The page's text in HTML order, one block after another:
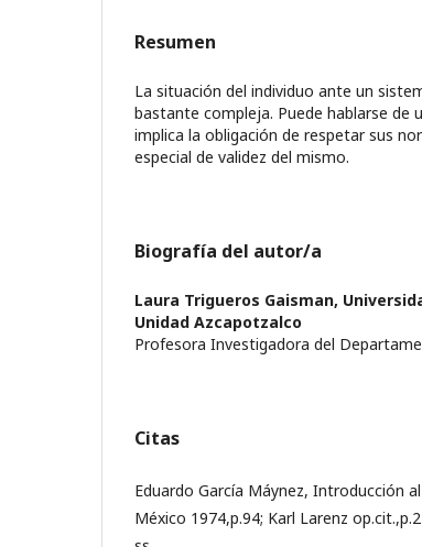
Resumen
La situación del individuo ante un
bastante compleja. Puede hablarse de
implica la obligación de respetar sus
especial de validez del mismo.
Biografía del autor/a
Laura Trigueros Gaisman,
Unidad Azcapotzalco
Profesora Investigadora del
Citas
Eduardo García Máynez, Introducción
México 1974,p.94; Karl Larenz